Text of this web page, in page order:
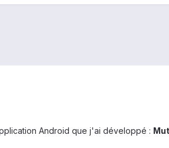
Android que j'ai développé :